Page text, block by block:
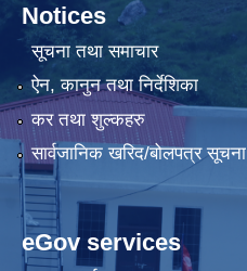
Notices
सूचना तथा समाचार
ऐन, कानुन तथा निर्देशिका
कर तथा शुल्कहरु
सार्वजानिक खरिद/बोलपत्र सूचना
eGov services